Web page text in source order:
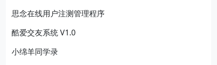
思念在线用户注测管理程序
酷爱交友系统 V1.0
小绵羊同学录